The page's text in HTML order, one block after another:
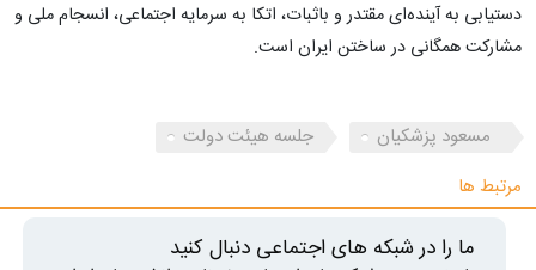
دستیابی به آینده‌ای مقتدر و باثبات، اتکا به سرمایه اجتماعی، انسجام ملی و
مشارکت همگانی در ساختن ایران است.
مسعود پزشکیان
جلسه هیئت دولت
مرتبط ها
ما را در شبکه های اجتماعی دنبال کنید